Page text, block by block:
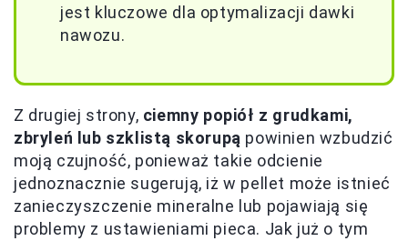
jest kluczowe dla optymalizacji dawki
nawozu.
Z drugiej strony, ciemny popiół z grudkami,
zbryleń lub szklistą skorupą powinien wzbudzić
moją czujność, ponieważ takie odcienie
jednoznacznie sugerują, iż w pellet może istnieć
zanieczyszczenie mineralne lub pojawiają się
problemy z ustawieniami pieca. Jak już o tym